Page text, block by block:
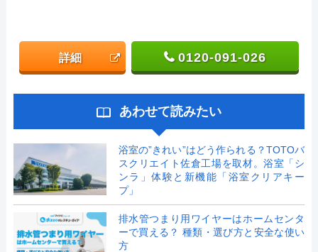
詳細 0120-091-026
あわせて読みたい
浴室の”きれい”はどう作られる？TOTOバ
スクリエイト佐倉工場を取材。浴室「シ
ンラ」体験と新機能「浴室クリアキー
プ」
排水管つまり用ワイヤーはホームセンタ
ーで買える？ 種類・選び方と安全な使い
方